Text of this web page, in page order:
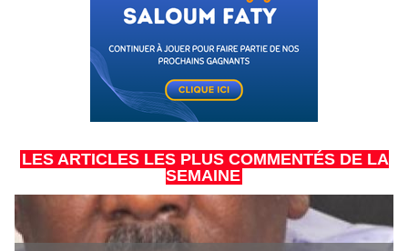
LES ARTICLES LES PLUS COMMENTÉS DE LA
SEMAINE